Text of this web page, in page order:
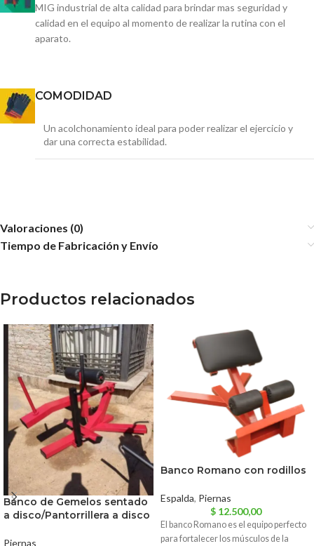
MIG industrial de alta calidad para brindar mas seguridad y
calidad en el equipo al momento de realizar la rutina con el
aparato.
COMODIDAD
Un acolchonamiento ideal para poder realizar el ejercicio y
dar una correcta estabilidad.
Valoraciones (0)
Tiempo de Fabricación y Envío
Productos relacionados
Banco de Gemelos sentado
a disco/Pantorrillera a disco
Piernas
Banco Romano con rodillos
Espalda, Piernas
$12.500,00
El banco Romano es el equipo perfecto
para fortalecer los músculos de la